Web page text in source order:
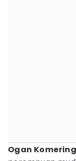
Ogan